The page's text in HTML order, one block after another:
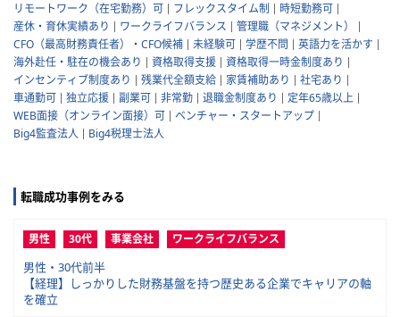
リモートワーク（在宅勤務）可
フレックスタイム制
時短勤務可
産休・育休実績あり
ワークライフバランス
管理職（マネジメント）
CFO（最高財務責任者）・CFO候補
未経験可 学歴不問
英語力を活かす
海外赴任・駐在の機会あり
資格取得支援
資格取得一時金制度あり
インセンティブ制度あり
残業代全額支給 家賃補助あり
社宅あり
車通勤可
独立応援 副業可 非常勤 退職金制度あり
定年65歳以上
WEB面接（オンライン面接）可
ベンチャー・スタートアップ
Big4監査法人
Big4税理士法人
転職成功事例をみる
男性 30代 事業会社 ワークライフバランス
男性・30代前半
【経理】しっかりした財務基盤を持つ歴史ある企業でキャリアの軸
を確立